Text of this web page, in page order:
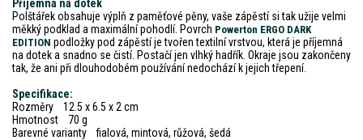
Příjemná na dotek
Polštářek obsahuje výplň z paměťové pěny, vaše zápěstí si tak užije velmi
měkký podklad a maximální pohodlí. Povrch Powerton ERGO DARK
EDITION podložky pod zápěstí je tvořen textilní vrstvou, která je příjemná
na dotek a snadno se čistí. Postačí jen vlhký hadřík. Okraje jsou zakončeny
tak, že ani při dlouhodobém používání nedochází k jejich třepení.
Specifikace:
Rozměry 12.5 x 6.5 x 2 cm
Hmotnost 70 g
Barevné varianty fialová, mintová, růžová, šedá